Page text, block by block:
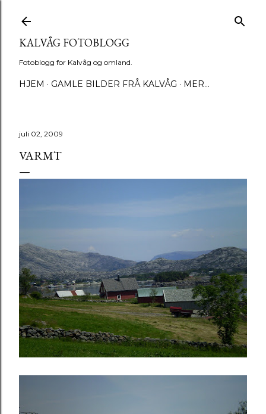
KALVÅG FOTOBLOGG
Fotoblogg for Kalvåg og omland.
HJEM GAMLE BILDER FRÅ KALVÅG MER…
juli 02, 2009
VARMT